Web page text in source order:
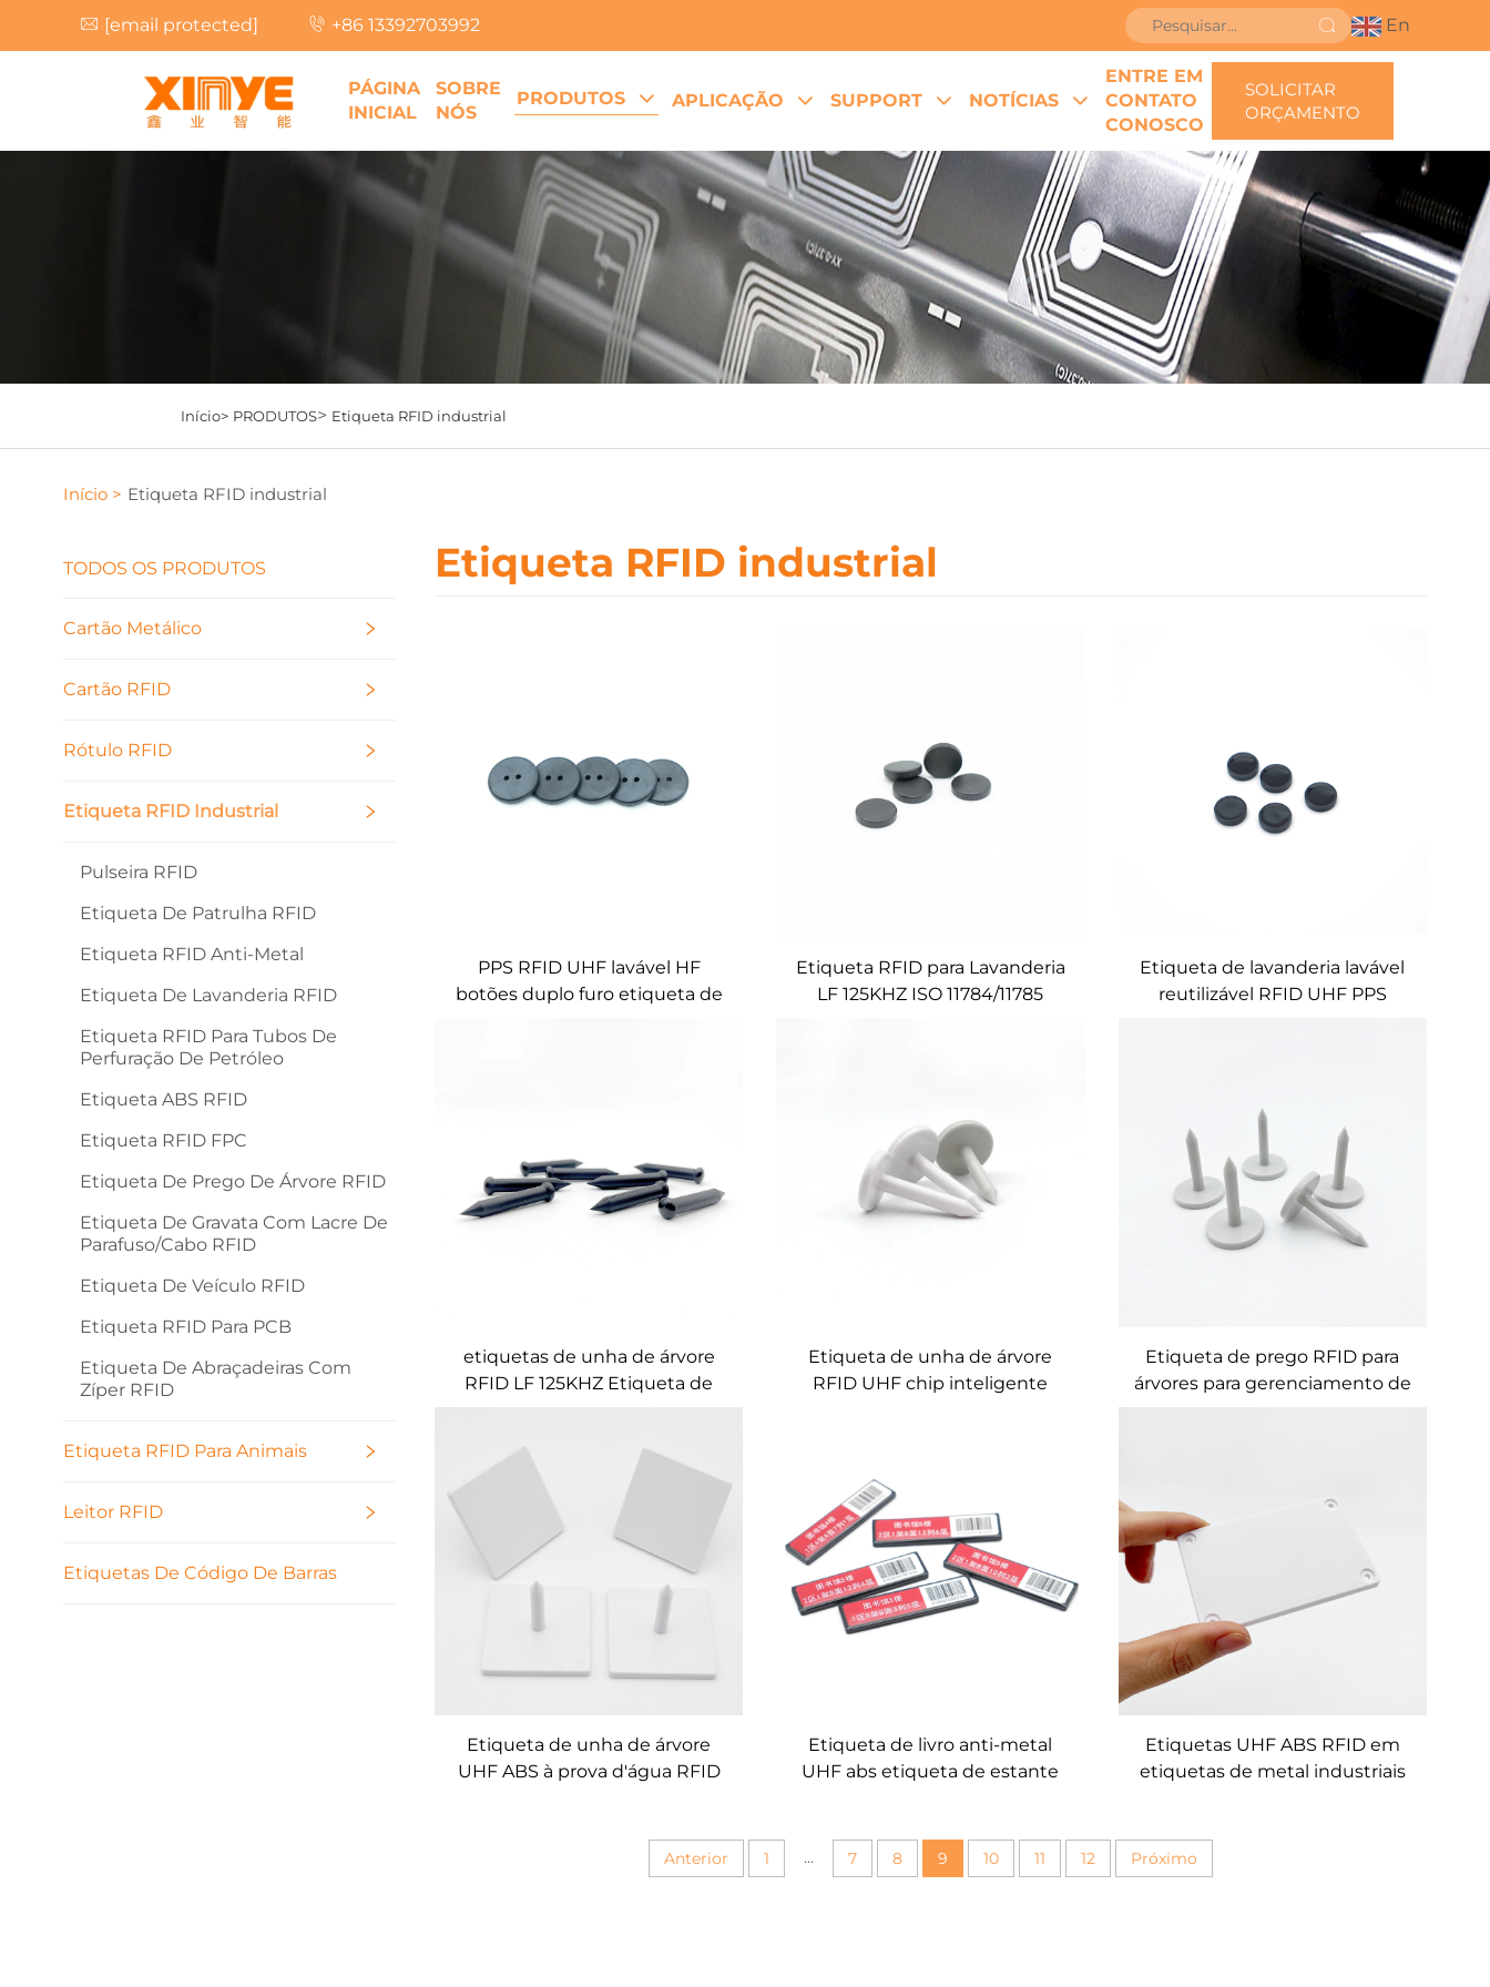
[email protected] +86 13392703992 En
PÁGINA
INICIAL
SOBRE
NÓS
PRODUTOS APLICAÇÃO SUPPORT NOTÍCIAS
ENTRE EM
CONTATO
CONOSCO
SOLICITAR
ORÇAMENTO
Início> PRODUTOS> Etiqueta RFID industrial
Início > Etiqueta RFID industrial
TODOS OS PRODUTOS
Cartão Metálico
Cartão RFID
Rótulo RFID
Etiqueta RFID Industrial
Pulseira RFID
Etiqueta De Patrulha RFID
Etiqueta RFID Anti-Metal
Etiqueta De Lavanderia RFID
Etiqueta RFID Para Tubos De
Perfuração De Petróleo
Etiqueta ABS RFID
Etiqueta RFID FPC
Etiqueta De Prego De Árvore RFID
Etiqueta De Gravata Com Lacre De
Parafuso/cabo RFID
Etiqueta De Veículo RFID
Etiqueta RFID Para PCB
Etiqueta De Abraçadeiras Com
Zíper RFID
Etiqueta RFID Para Animais
Leitor RFID
Etiquetas De Código De Barras
Etiqueta RFID industrial
PPS RFID UHF lavável HF
botões duplo furo etiqueta de
Etiqueta RFID para Lavanderia
LF 125KHZ ISO 11784/11785
Etiqueta de lavanderia lavável
reutilizável RFID UHF PPS
etiquetas de unha de árvore
RFID LF 125KHZ Etiqueta de
rastreamento de árvores
Gerenciamento logístico
Etiqueta de unha de árvore
RFID UHF chip inteligente
Etiqueta de prego RFID para
árvores para gerenciamento de
Etiqueta de unha de árvore
UHF ABS à prova d'água RFID
Etiqueta de livro anti-metal
UHF abs etiqueta de estante
Etiquetas UHF ABS RFID em
etiquetas de metal industriais
Anterior 1 ... 7 8 9 10 11 12 Próximo